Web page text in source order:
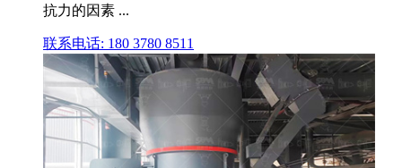
抗力的因素 ...
联系电话: 180 3780 8511